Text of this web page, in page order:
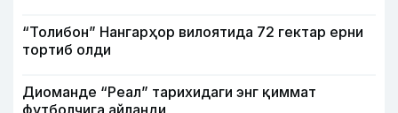
“Толибон” Нангарҳор вилоятида 72 гектар ерни
тортиб олди
Диоманде “Реал” тарихидаги энг қиммат